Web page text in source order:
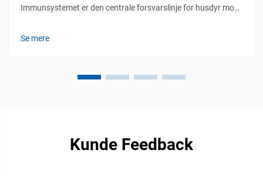
Immunsystemet er den centrale forsvarslinje for husdyr mod
Se mere
Kunde Feedback